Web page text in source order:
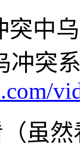
突中
冲突
虽